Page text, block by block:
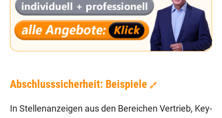
Abschlusssicherheit: Beispiele 🔗
In Stellenanzeigen aus den Bereichen Vertrieb, Key-